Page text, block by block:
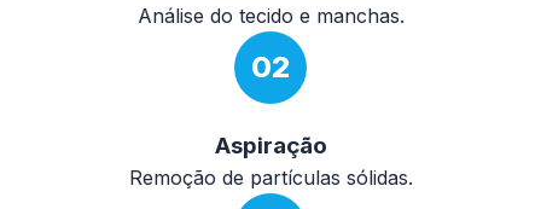
Análise do tecido e manchas.
02
Aspiração
Remoção de partículas sólidas.